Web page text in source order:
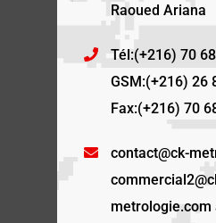
Raoued Ariana
Tél:(+216) 70
GSM:(+216) 26
Fax:(+216) 70
contact@ck-
metrologie.com